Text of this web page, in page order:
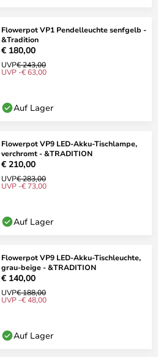
Flowerpot VP1 Pendelleuchte senfgelb -
&Tradition
€ 180,00
UVP€ 243,00
UVP -€ 63,00
Auf Lager
Flowerpot VP9 LED-Akku-Tischlampe,
verchromt - &TRADITION
€ 210,00
UVP€ 283,00
UVP -€ 73,00
Auf Lager
Flowerpot VP9 LED-Akku-Tischleuchte,
grau-beige - &TRADITION
€ 140,00
UVP€ 188,00
UVP -€ 48,00
Auf Lager